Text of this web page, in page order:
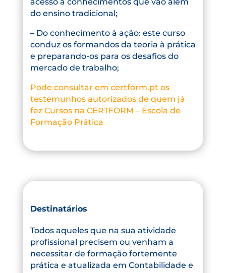
do ensino tradicional;
– Do conhecimento à ação: este curso
conduz os formandos da teoria à prática
e preparando-os para os desafios do
mercado de trabalho;
Pode consultar em certform.pt os
testemunhos autorizados de quem já
fez Cursos na CERTFORM – Escola de
Formação Prática
Destinatários
Todos aqueles que na sua atividade
profissional precisem ou venham a
necessitar de formação fortemente
prática e atualizada em Contabilidade e